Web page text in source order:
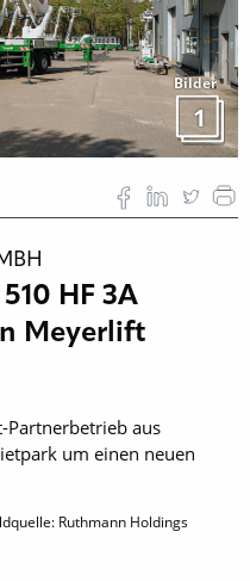
Bilder
1
HF 3A
Meyerlift
Partnerbetrieb aus
um einen neuen
Ruthmann Holdings